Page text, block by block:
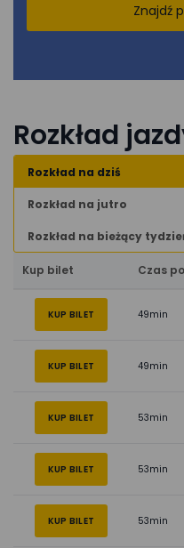
Znajdź
Rozkład
Rozkład na dziś
Rozkład na jutro
Rozkład na bieżący
Kup bilet Czas
KUP BILET 49min
KUP BILET 49min
KUP BILET 53min
KUP BILET 53min
KUP BILET 53min